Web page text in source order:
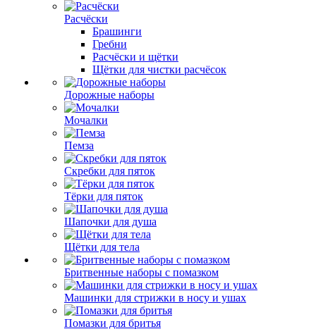
Расчёски
Брашинги
Гребни
Расчёски и щётки
Щётки для чистки расчёсок
Дорожные наборы
Мочалки
Пемза
Скребки для пяток
Тёрки для пяток
Шапочки для душа
Щётки для тела
Бритвенные наборы с помазком
Машинки для стрижки в носу и ушах
Помазки для бритья